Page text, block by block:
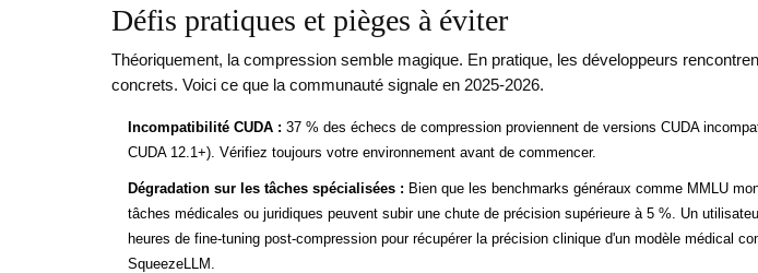
Défis pratiques et pièges à éviter
Théoriquement, la compression semble magique. En pratique, les développeurs
concrets. Voici ce que la communauté signale en 2025-2026.
Incompatibilité CUDA : 37 % des échecs de compression proviennent de versions CUDA
CUDA 12.1+). Vérifiez toujours votre environnement avant de commencer.
Dégradation sur les tâches spécialisées : Bien que les benchmarks généraux comme MMLU
tâches médicales ou juridiques peuvent subir une chute de précision supérieure à 5 %. Un
heures de fine-tuning post-compression pour récupérer la précision clinique d'un modèle médical
SqueezeLLM.